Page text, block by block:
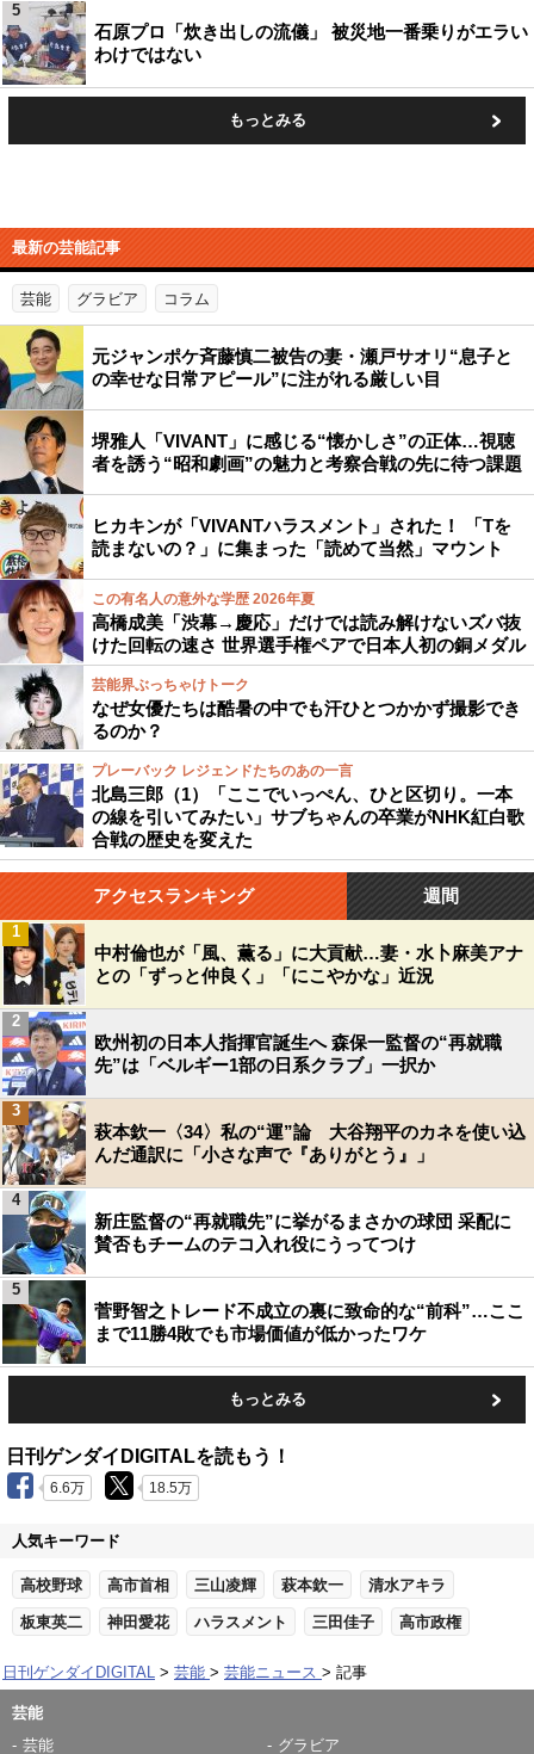
石原プロ「炊き出しの流儀」 被災地一番乗りがエラい
わけではない
5
もっとみる
最新の芸能記事
芸能 グラビア コラム
元ジャンポケ斉藤慎二被告の妻・瀬戸サオリ“息子と
の幸せな日常アピール”に注がれる厳しい目
堺雅人「VIVANT」に感じる“懐かしさ”の正体…視聴
者を誘う“昭和劇画”の魅力と考察合戦の先に待つ課題
ヒカキンが「VIVANTハラスメント」された！ 「Tを
読まないの？」に集まった「読めて当然」マウント
この有名人の意外な学歴 2026年夏
高橋成美「渋幕→慶応」だけでは読み解けないズバ抜
けた回転の速さ 世界選手権ペアで日本人初の銅メダル
芸能界ぶっちゃけトーク
なぜ女優たちは酷暑の中でも汗ひとつかかず撮影でき
るのか？
プレーバック レジェンドたちのあの一言
北島三郎（1）「ここでいっぺん、ひと区切り。一本
の線を引いてみたい」サブちゃんの卒業がNHK紅白歌
合戦の歴史を変えた
アクセスランキング 週間
中村倫也が「風、薫る」に大貢献…妻・水卜麻美アナ
との「ずっと仲良く」「にこやかな」近況
1
欧州初の日本人指揮官誕生へ 森保一監督の“再就職
先”は「ベルギー1部の日系クラブ」一択か
2
萩本欽一〈34〉私の“運”論 大谷翔平のカネを使い込
んだ通訳に「小さな声で『ありがとう』」
3
新庄監督の“再就職先”に挙がるまさかの球団 采配に
賛否もチームのテコ入れ役にうってつけ
4
菅野智之トレード不成立の裏に致命的な“前科”…ここ
まで11勝4敗でも市場価値が低かったワケ
5
もっとみる
日刊ゲンダイDIGITALを読もう！
6.6万 18.5万
人気キーワード
高校野球 高市首相 三山凌輝 萩本欽一 清水アキラ
板東英二 神田愛花 ハラスメント 三田佳子 高市政権
日刊ゲンダイDIGITAL 芸能 芸能ニュース 記事
芸能
芸能
グラビア